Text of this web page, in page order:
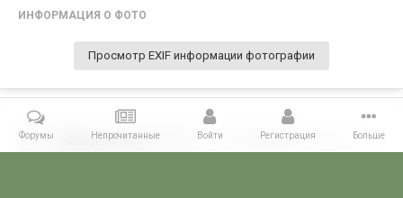
ИНФОРМАЦИЯ О ФОТО
Просмотр EXIF информации фотографии
Поделиться Подписчики 0
Форумы Непрочитанные Войти Регистрация Больше